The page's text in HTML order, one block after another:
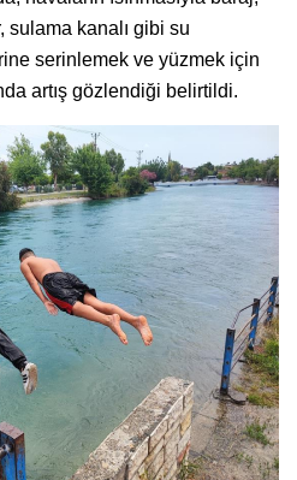
sulama kanalı gibi su
serinlemek ve yüzmek için
artış gözlendiği belirtildi.